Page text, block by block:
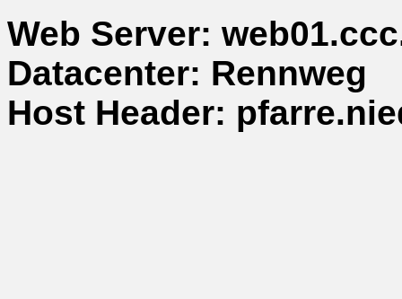
Web Server:
Datacenter: Rennweg
Host Header: